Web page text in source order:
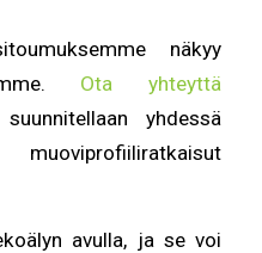
näkyy
Ota yhteyttä
yhdessä
avulla, ja se voi